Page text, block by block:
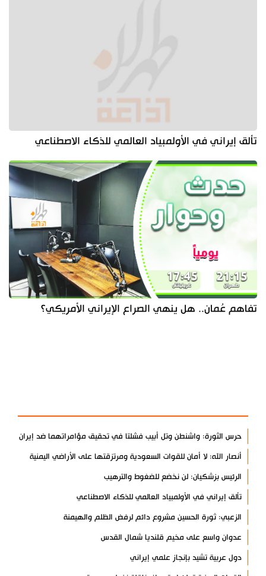
تألق إيراني في الأولمبياد العالمي للذكاء الاصطناعي
تفاهم عُمان.. هل ينهي الصراع الإيراني الأمريكي؟
حرس الثورة: واشنطن وتل أبيب فشلتا في تحقيق مؤامراتهما ضد إيران
أنصار الله: لا أمان للقوات السعودية ومرتزقتها على الأراضي اليمنية
الرئيس بزشكيان: لن نخضع للضغوط والترهيب
تألق إيراني في الأولمبياد العالمي للذكاء الاصطناعي
الزعبي: ثورة الحسين مشروع دائم لرفض الظلم والهيمنة
عدوان واسع على مخيم قلنديا شمال القدس
دول عربية تشيد بإنجاز علمي إيراني